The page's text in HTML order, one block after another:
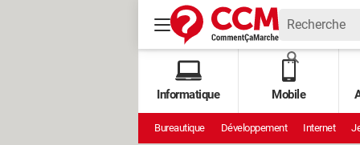
Informatique Mobile
Bureautique Développement Internet